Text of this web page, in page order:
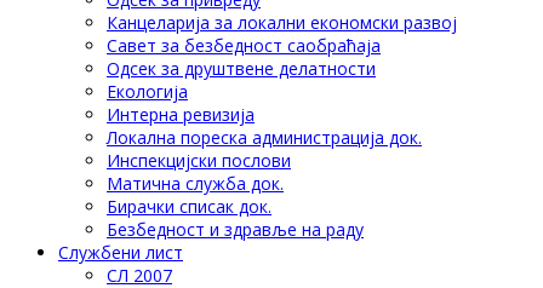
Канцеларија за локални економски развој
Савет за безбедност саобраћаја
Одсек за друштвене делатности
Eкологија
Интерна ревизија
Локална пореска администрација док.
Инспекцијски послови
Матична служба док.
Бирачки списак док.
Безбедност и здравље на раду
Службени лист
СЛ 2007